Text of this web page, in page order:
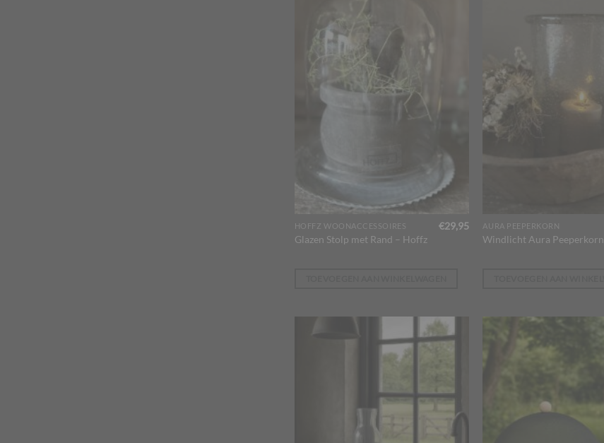
HOFFZ WOONACCESSOIRES
Glazen Stolp met Rand – Hoffz
€29,95 AURA PEEPERKORN
Windlicht Aura Peeperkorn